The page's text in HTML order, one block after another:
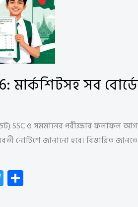
মার্কশিটসহ সব
SSC ও সমমানের পরীক্ষার ফলাফল
নোটিশে জানানো হবে। বিস্তারিত
T
wi